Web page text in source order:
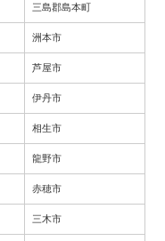
三島郡島本町
洲本市
芦屋市
伊丹市
相生市
龍野市
赤穂市
三木市